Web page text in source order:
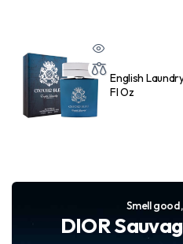
English
Fl Oz
Smell
DIOR